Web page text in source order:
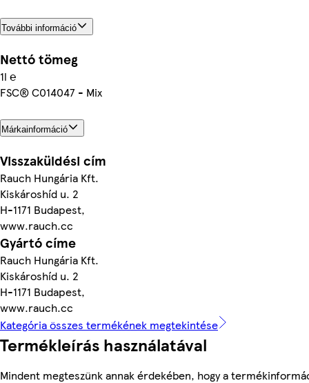
További információ
Nettó tömeg
1l ℮
FSC® C014047 - Mix
Márkainformáció
Visszaküldési cím
Rauch Hungária Kft.
Kiskároshíd u. 2
H-1171 Budapest,
www.rauch.cc
Gyártó címe
Rauch Hungária Kft.
Kiskároshíd u. 2
H-1171 Budapest,
www.rauch.cc
Kategória összes termékének megtekintése
Termékleírás használatával
Mindent megteszünk annak érdekében, hogy a